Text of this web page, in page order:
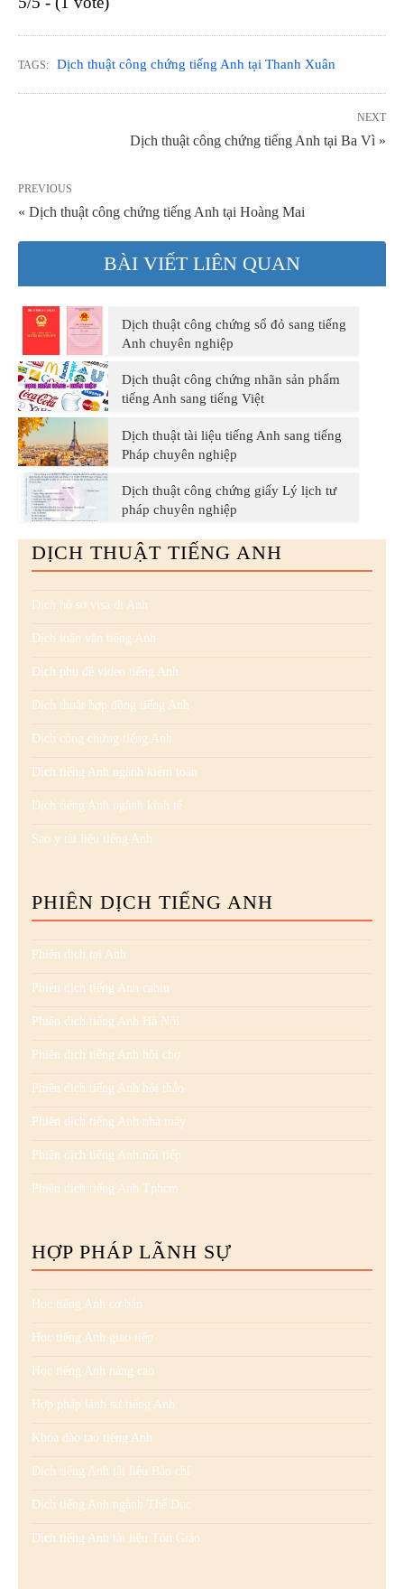
TAGS: Dịch thuật công chứng tiếng Anh tại Thanh Xuân
NEXT
Dịch thuật công chứng tiếng Anh tại Ba Vì »
PREVIOUS
« Dịch thuật công chứng tiếng Anh tại Hoàng Mai
BÀI VIẾT LIÊN QUAN
Dịch thuật công chứng sổ đỏ sang tiếng
Anh chuyên nghiệp
Dịch thuật công chứng nhãn sản phẩm
tiếng Anh sang tiếng Việt
Dịch thuật tài liệu tiếng Anh sang tiếng
Pháp chuyên nghiệp
Dịch thuật công chứng giấy Lý lịch tư
pháp chuyên nghiệp
DỊCH THUẬT TIẾNG ANH
Dịch hồ sơ visa đi Anh
Dịch luận văn tiếng Anh
Dịch phụ đề video tiếng Anh
Dịch thuật hợp đồng tiếng Anh
Dịch công chứng tiếng Anh
Dịch tiếng Anh ngành kiểm toán
Dịch tiếng Anh ngành kinh tế
Sao y tài liệu tiếng Anh
PHIÊN DỊCH TIẾNG ANH
Phiên dịch tại Anh
Phiên dịch tiếng Anh cabin
Phiên dịch tiếng Anh Hà Nội
Phiên dịch tiếng Anh hội chợ
Phiên dịch tiếng Anh hội thảo
Phiên dịch tiếng Anh nhà máy
Phiên dịch tiếng Anh nối tiếp
Phiên dịch tiếng Anh Tphcm
HỢP PHÁP LÃNH SỰ
Học tiếng Anh cơ bản
Học tiếng Anh giao tiếp
Học tiếng Anh nâng cao
Hợp pháp lãnh sự tiếng Anh
Khóa đào tạo tiếng Anh
Dịch tiếng Anh tài liệu Báo chí
Dịch tiếng Anh ngành Thể Dục
Dịch tiếng Anh tài liệu Tôn Giáo